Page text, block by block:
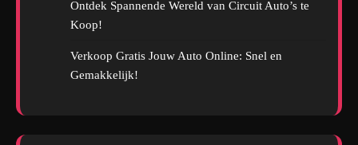
Ontdek Spannende Wereld van Circuit Auto’s te
Koop!
Verkoop Gratis Jouw Auto Online: Snel en
Gemakkelijk!